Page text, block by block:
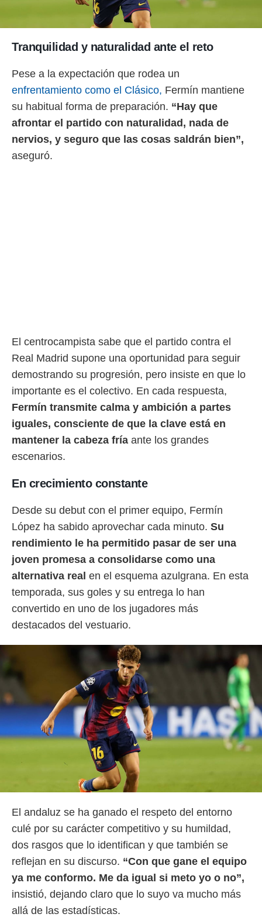
Tranquilidad y naturalidad ante el reto
Pese a la expectación que rodea un
enfrentamiento como el Clásico, Fermín mantiene
su habitual forma de preparación. “Hay que
afrontar el partido con naturalidad, nada de
nervios, y seguro que las cosas saldrán bien”,
aseguró.
El centrocampista sabe que el partido contra el
Real Madrid supone una oportunidad para seguir
demostrando su progresión, pero insiste en que lo
importante es el colectivo. En cada respuesta,
Fermín transmite calma y ambición a partes
iguales, consciente de que la clave está en
mantener la cabeza fría ante los grandes
escenarios.
En crecimiento constante
Desde su debut con el primer equipo, Fermín
López ha sabido aprovechar cada minuto. Su
rendimiento le ha permitido pasar de ser una
joven promesa a consolidarse como una
alternativa real en el esquema azulgrana. En esta
temporada, sus goles y su entrega lo han
convertido en uno de los jugadores más
destacados del vestuario.
El andaluz se ha ganado el respeto del entorno
culé por su carácter competitivo y su humildad,
dos rasgos que lo identifican y que también se
reflejan en su discurso. “Con que gane el equipo
ya me conformo. Me da igual si meto yo o no”,
insistió, dejando claro que lo suyo va mucho más
allá de las estadísticas.